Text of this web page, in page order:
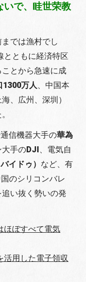
いで、眭世荣教
では漁村でし
とともに経済特区
とから急速に成
1300万人
、中国本
海、広州、深圳）
信機器大手の華為
大手のDJI 、電気自
イドゥ） など、有
国のシリコンバレ
い抜く勢いの発
ほぼすべて電気
活用した電子領収